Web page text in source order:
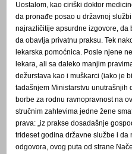
Uostalom, kao ciriški doktor
da pronađe posao u državnoj
najrazličitije apsurdne izgovore,
da obavlja privatnu praksu. Tek
lekarska pomoćnica. Posle njene
lekara, ali sa daleko manjim
dežurstava kao i muškarci (iako je
tadašnjem Ministarstvu unutrašnjih
borbe za rodnu ravnopravnost na
stručnim zahtevima jedne žene
prava: „iz prakse dosadašnje
trideset godina državne službe i da
odgovora, ovog puta od strane